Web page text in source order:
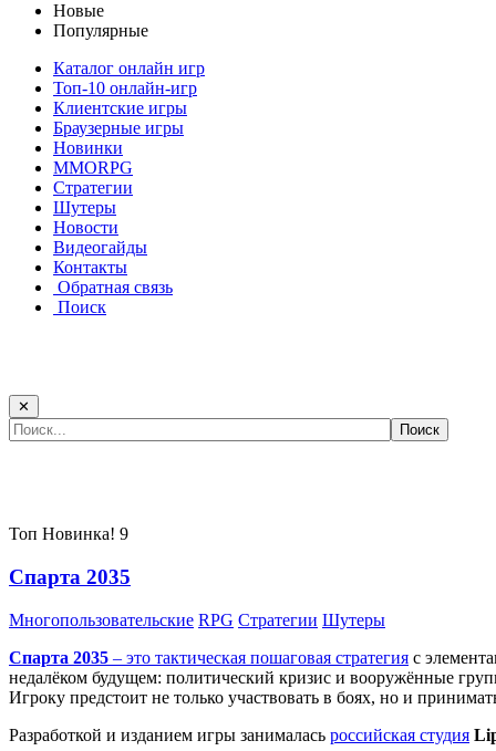
Новые
Популярные
Каталог онлайн игр
Топ-10 онлайн-игр
Клиентские игры
Браузерные игры
Новинки
MMORPG
Стратегии
Шутеры
Новости
Видеогайды
Контакты
Обратная связь
Поиск
✕
Топ Новинка! 9
Спарта 2035
Многопользовательские RPG Стратегии Шутеры
Спарта 2035 – это тактическая пошаговая стратегия с
недалёком будущем: политический кризис и вооружённые
Игроку предстоит не только участвовать в боях, но и
Разработкой и изданием игры занималась российская студия